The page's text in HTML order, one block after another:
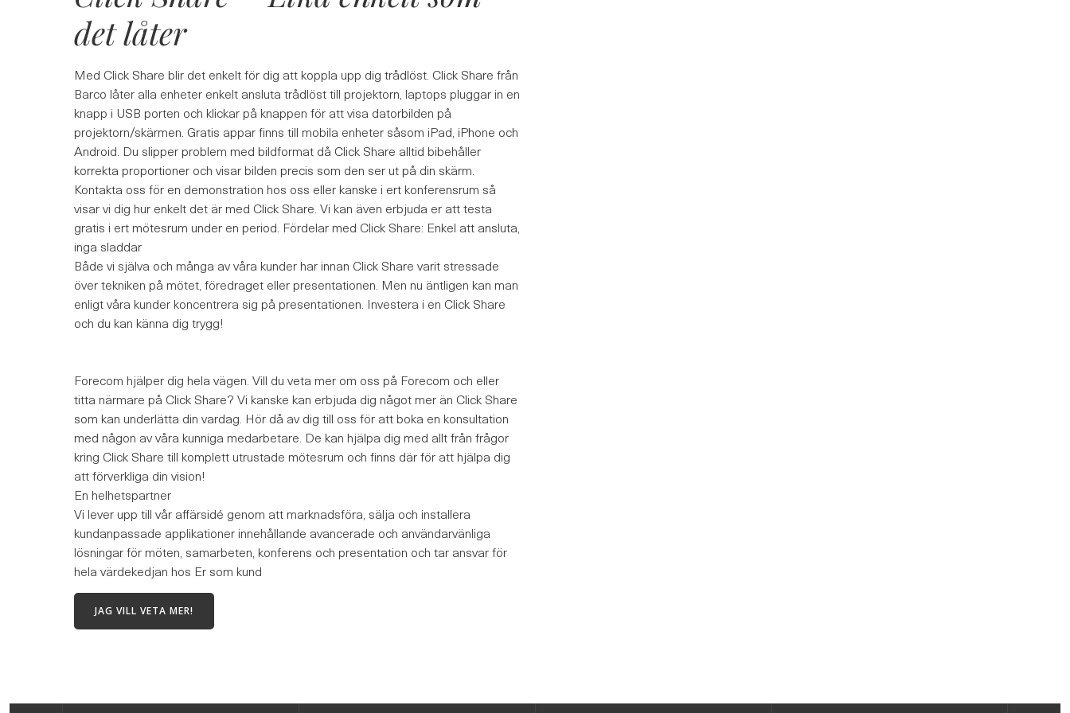
det låter
Med Click Share blir det enkelt för dig att koppla upp dig trådlöst. Click Share från
Barco låter alla enheter enkelt ansluta trådlöst till projektorn, laptops pluggar in en
knapp i USB porten och klickar på knappen för att visa datorbilden på
projektorn/skärmen. Gratis appar finns till mobila enheter såsom iPad, iPhone och
Android. Du slipper problem med bildformat då Click Share alltid bibehåller
korrekta proportioner och visar bilden precis som den ser ut på din skärm.
Kontakta oss för en demonstration hos oss eller kanske i ert konferensrum så
visar vi dig hur enkelt det är med Click Share. Vi kan även erbjuda er att testa
gratis i ert mötesrum under en period. Fördelar med Click Share: Enkel att ansluta,
inga sladdar
Både vi själva och många av våra kunder har innan Click Share varit stressade
över tekniken på mötet, föredraget eller presentationen. Men nu äntligen kan man
enligt våra kunder koncentrera sig på presentationen. Investera i en Click Share
och du kan känna dig trygg!
Forecom hjälper dig hela vägen. Vill du veta mer om oss på Forecom och eller
titta närmare på Click Share? Vi kanske kan erbjuda dig något mer än Click Share
som kan underlätta din vardag. Hör då av dig till oss för att boka en konsultation
med någon av våra kunniga medarbetare. De kan hjälpa dig med allt från frågor
kring Click Share till komplett utrustade mötesrum och finns där för att hjälpa dig
att förverkliga din vision!
En helhetspartner
Vi lever upp till vår affärsidé genom att marknadsföra, sälja och installera
kundanpassade applikationer innehållande avancerade och användarvänliga
lösningar för möten, samarbeten, konferens och presentation och tar ansvar för
hela värdekedjan hos Er som kund
JAG VILL VETA MER!